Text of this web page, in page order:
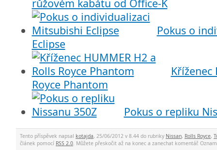
růžovém kabátu od Office-K
Pokus o
Eclipse
Kříženec
Royce Phantom
Pokus o repliku
Tento příspěvek napsal kotajda, 25/06/2012 v 8.44 do rubriky Nissan, Rolls Royce,
článek pomocí RSS 2.0 . Můžete přeskočit až na konec a zanechat komentář.